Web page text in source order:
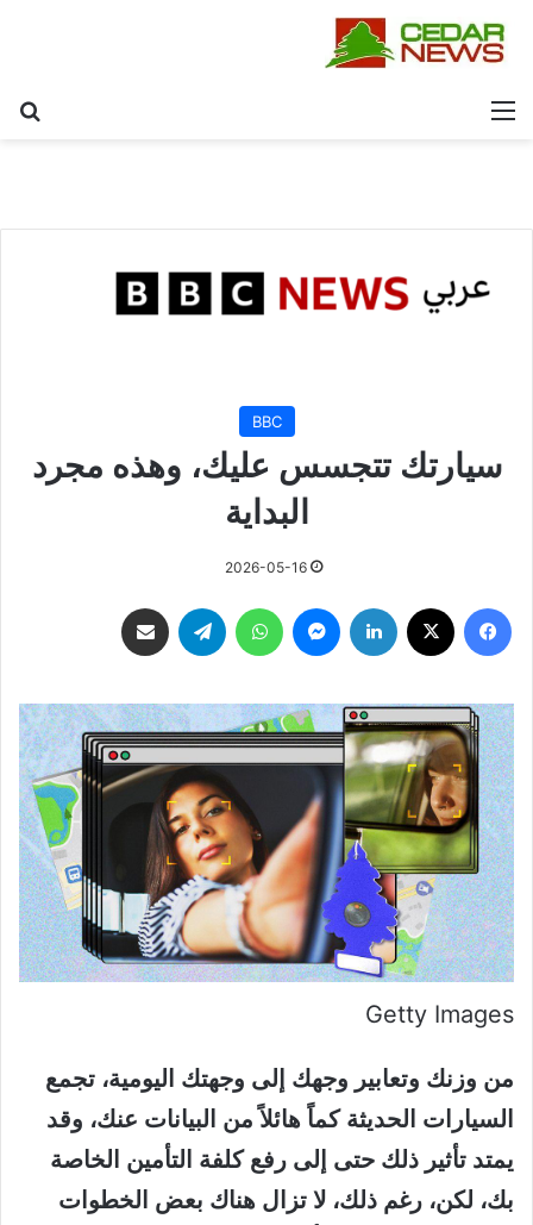
القائمة
BBC
سيارتك تتجسس عليك، وهذه مجرد
البداية
2026-05-16
فيسبوك لينكدإن ماسنجر واتساب تيلقرام
Getty Images
من وزنك وتعابير وجهك إلى وجهتك اليومية، تجمع
السيارات الحديثة كماً هائلاً من البيانات عنك، وقد
يمتد تأثير ذلك حتى إلى رفع كلفة التأمين الخاصة
بك، لكن، رغم ذلك، لا تزال هناك بعض الخطوات